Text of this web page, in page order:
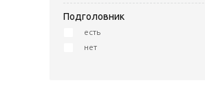
Подголовник
есть
нет